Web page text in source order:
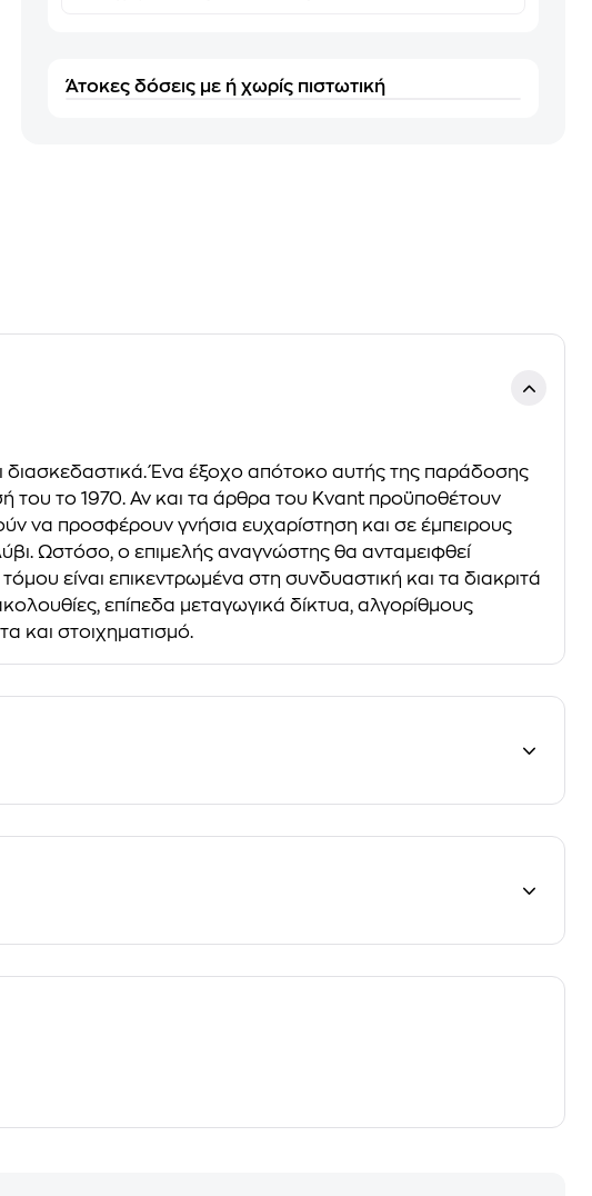
Άτοκες δόσεις με ή χωρίς πιστωτική
διασκεδαστικά. Ένα έξοχο απότοκο αυτής της παράδοσης
του το 1970. Αν και τα άρθρα του Kvant προϋποθέτουν
να προσφέρουν γνήσια ευχαρίστηση και σε έμπειρους
Ωστόσο, ο επιμελής αναγνώστης θα ανταμειφθεί
είναι επικεντρωμένα στη συνδυαστική και τα διακριτά
επίπεδα μεταγωγικά δίκτυα, αλγορίθμους
και στοιχηματισμό.